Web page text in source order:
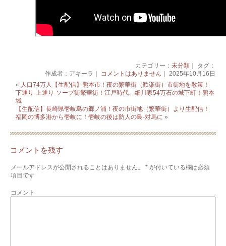
カテゴリー： 未分類｜ タグ：
作成者：アキーラ｜ コメントはありません ｜ 2025年10月16日
« 人口74万人【生配信】熊本市！夜の繁華街（歓楽街）市街地を散策！
下通り-上通り-ソープ街繁華街！江戸時代、細川家54万石の城下町！熊本
城
【生配信】長崎県壱岐島の郷ノ浦！夜の市街地（繁華街）より生配信！
福岡の博多港から壱岐に！壱岐の後は防人の島-対馬に »
コメントを残す
メールアドレスが公開されることはありません。 * が付いている欄は必須
項目です
コメント